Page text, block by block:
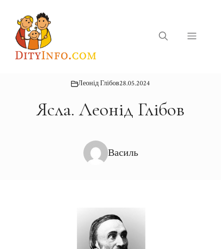
вмісту
Меню
Леонід Глібов28.05.2024
Ясла. Леонід Глібов
Василь